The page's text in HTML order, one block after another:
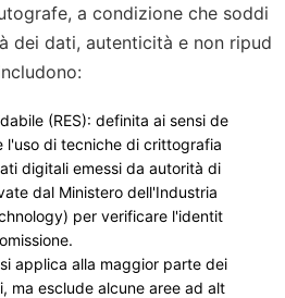
a condizione che soddi
dei dati, autenticità e non ripud
(RES): definita ai sensi de
l'uso di tecniche di crittografia
digitali emessi da autorità di
dal Ministero dell'Industria
per verificare l'identit
applica alla maggior parte dei
ma esclude alcune aree ad alt